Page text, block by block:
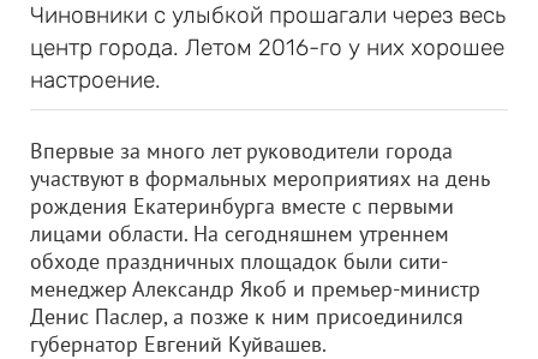
Чиновники с улыбкой прошагали через весь
центр города. Летом 2016-го у них хорошее
настроение.
Впервые за много лет руководители города
участвуют в формальных мероприятиях на день
рождения Екатеринбурга вместе с первыми
лицами области. На сегодняшнем утреннем
обходе праздничных площадок были сити-
менеджер Александр Якоб и премьер-министр
Денис Паслер, а позже к ним присоединился
губернатор Евгений Куйвашев.